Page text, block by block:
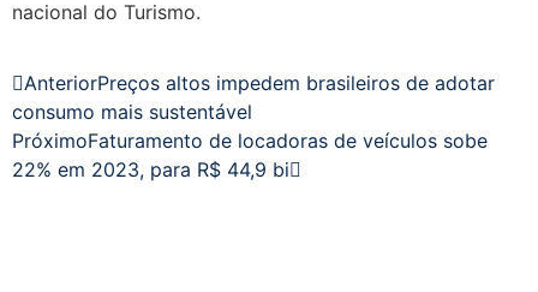
nacional do Turismo.
AnteriorPreços altos impedem brasileiros de adotar
consumo mais sustentável
PróximoFaturamento de locadoras de veículos sobe
22% em 2023, para R$ 44,9 bi